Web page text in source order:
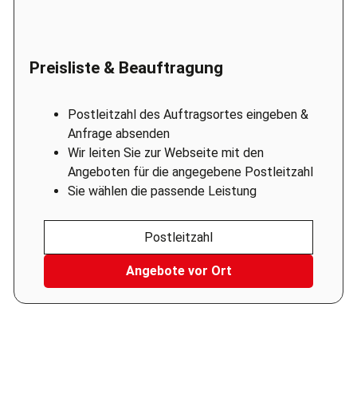
Preisliste & Beauftragung
Postleitzahl des Auftragsortes eingeben &
Anfrage absenden
Wir leiten Sie zur Webseite mit den
Angeboten für die angegebene Postleitzahl
Sie wählen die passende Leistung
Postleitzahl
Angebote vor Ort
Bitte geben Sie eine gültige 5-stellige Postleitzahl ein.